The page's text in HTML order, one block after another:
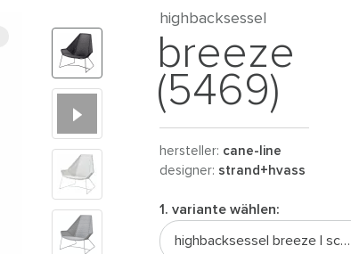
highbacksessel
breeze
(5469)
hersteller: cane-line
designer: strand+hvass
1. variante wählen:
highbacksessel breeze | schwarz